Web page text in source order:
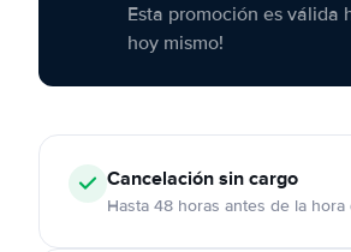
Esta promoción es válida
hoy mismo!
Cancelaciónsin cargo
Hasta 48 horas antes de la